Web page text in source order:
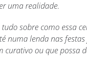
uma realidade.
sobre como essa
numa lenda nas
curativo ou que possa